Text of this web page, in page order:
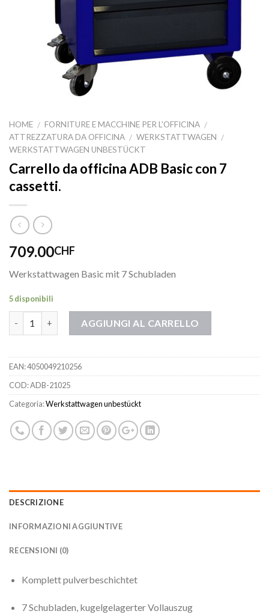
HOME / FORNITURE E MACCHINE PER L'OFFICINA /
ATTREZZATURA DA OFFICINA / WERKSTATTWAGEN /
WERKSTATTWAGEN UNBESTÜCKT
Carrello da officina ADB Basic con 7
cassetti.
709.00CHF
Werkstattwagen Basic mit 7 Schubladen
5 disponibili
AGGIUNGI AL CARRELLO
EAN:4050049210256
COD:ADB-21025
Categoria:Werkstattwagen unbestückt
DESCRIZIONE
INFORMAZIONI AGGIUNTIVE
RECENSIONI (0)
Komplett pulverbeschichtet
7 Schubladen, kugelgelagerter Vollauszug